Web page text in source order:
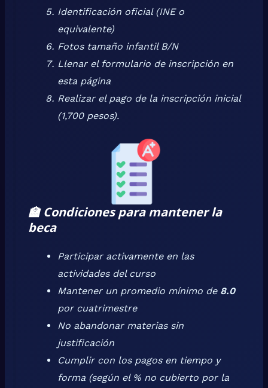
Identificación oficial (INE o
equivalente)
Fotos tamaño infantil B/N
Llenar el formulario de inscripción en
esta página
Realizar el pago de la inscripción inicial
(1,700 pesos).
🏫Condiciones para mantener la
beca
Participar activamente en las
actividades del curso
Mantener un promedio mínimo de 8.0
por cuatrimestre
No abandonar materias sin
justificación
Cumplir con los pagos en tiempo y
forma (según el % no cubierto por la